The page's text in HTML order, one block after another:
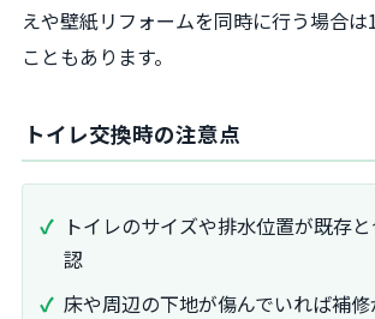
えや壁紙リフォームを同時に行う場合
こともあります。
トイレ交換時の注意点
トイレのサイズや排水位置が既存
認
床や周辺の下地が傷んでいれば補